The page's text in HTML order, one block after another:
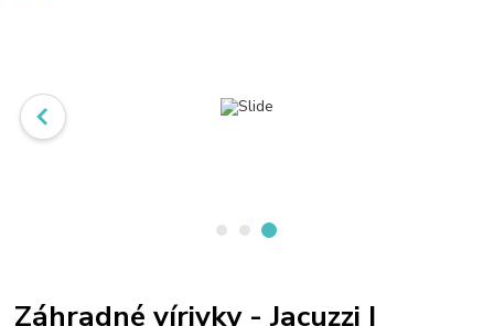
Záhradné vírivky - Jacuzzi |